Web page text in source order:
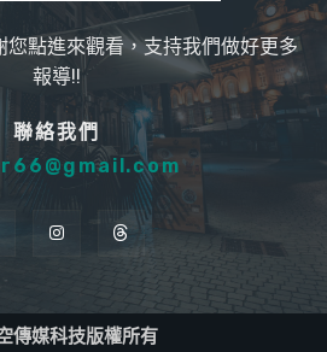
您點進來觀看，支持我們做好更多
報導!!
聯絡我們
媒科技版權所有